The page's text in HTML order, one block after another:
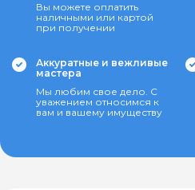
Вы можете оплатить
наличными или картой
при получении
Аккуратные и вежливые
мастера
Мы любим свое дело. С
уважением относимся к
вам и вашему имуществу